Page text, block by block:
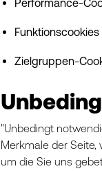
Performance-
Funktionscookies
Zielgruppen-
"Unbedingt
Merkmale der Seite,
um die Sie uns